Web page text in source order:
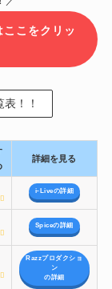
こをクリッ
！！
詳細を見る
i-Liveの詳細
Spiceの詳細
Razzプロダクショ
ン
の詳細